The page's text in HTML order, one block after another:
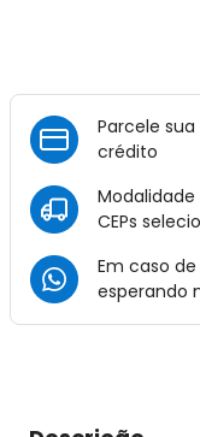
Parcele
crédito
CEPs
Em caso
esperando